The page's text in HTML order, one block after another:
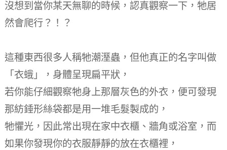
沒想到當你某天無聊的時候，認真觀察一下，牠居
然會爬行？！？
這種東西很多人稱牠潮溼蟲，但他真正的名字叫做
「衣蛾」，身體呈現扁平狀，
若你能仔細觀察牠身上那層灰色的外衣，便可發現
那紡錘形絲袋都是用一堆毛髮製成的，
牠懼光，因此常出現在家中衣櫃、牆角或浴室，而
如果你發現你的衣服靜靜的放在衣櫃裡，